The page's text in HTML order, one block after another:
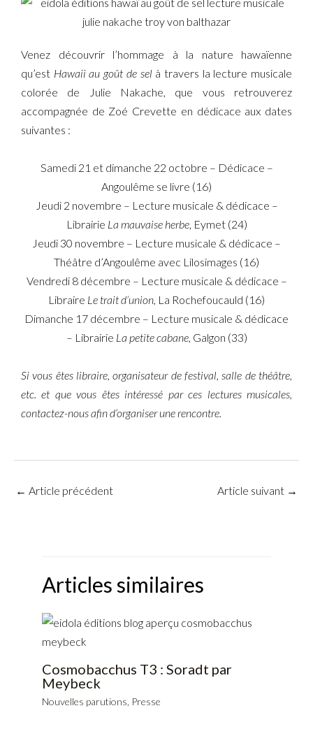
Venez découvrir l’hommage à la nature hawaïenne
qu’est Hawaii au goût de sel à travers la lecture musicale
colorée de Julie Nakache, que vous retrouverez
accompagnée de Zoé Crevette en dédicace aux dates
suivantes :
Samedi 21 et dimanche 22 octobre – Dédicace –
Angoulême se livre (16)
Jeudi 2 novembre – Lecture musicale & dédicace –
Librairie La mauvaise herbe, Eymet (24)
Jeudi 30 novembre – Lecture musicale & dédicace –
Théâtre d’Angoulême avec Lilosimages (16)
Vendredi 8 décembre – Lecture musicale & dédicace –
Libraire Le trait d’union, La Rochefoucauld (16)
Dimanche 17 décembre – Lecture musicale & dédicace
– Librairie La petite cabane, Galgon (33)
Si vous êtes libraire, organisateur de festival, salle de théâtre,
etc. et que vous êtes intéressé par ces lectures musicales,
contactez-nous afin d’organiser une rencontre.
← Article précédent Article suivant →
Articles similaires
Cosmobacchus T3 : Soradt par
Meybeck
Nouvelles parutions, Presse